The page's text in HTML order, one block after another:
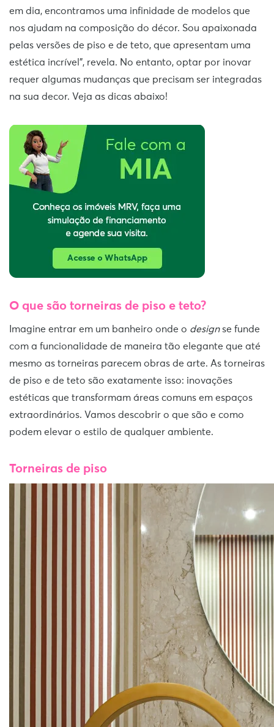
em dia, encontramos uma infinidade de modelos que
nos ajudam na composição do décor. Sou apaixonada
pelas versões de piso e de teto, que apresentam uma
estética incrível”, revela. No entanto, optar por inovar
requer algumas mudanças que precisam ser integradas
na sua decor. Veja as dicas abaixo!
O que são torneiras de piso e teto?
Imagine entrar em um banheiro onde o designse funde
com a funcionalidade de maneira tão elegante que até
mesmo as torneiras parecem obras de arte. As torneiras
de piso e de teto são exatamente isso: inovações
estéticas que transformam áreas comuns em espaços
extraordinários. Vamos descobrir o que são e como
podem elevar o estilo de qualquer ambiente.
Torneiras de piso